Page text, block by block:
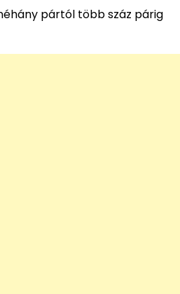
pártól több száz párig